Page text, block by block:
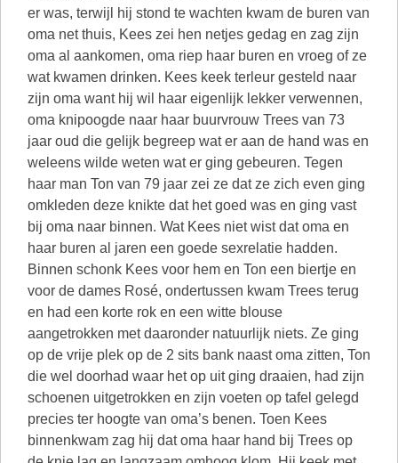
er was, terwijl hij stond te wachten kwam de buren van
oma net thuis, Kees zei hen netjes gedag en zag zijn
oma al aankomen, oma riep haar buren en vroeg of ze
wat kwamen drinken. Kees keek terleur gesteld naar
zijn oma want hij wil haar eigenlijk lekker verwennen,
oma knipoogde naar haar buurvrouw Trees van 73
jaar oud die gelijk begreep wat er aan de hand was en
weleens wilde weten wat er ging gebeuren. Tegen
haar man Ton van 79 jaar zei ze dat ze zich even ging
omkleden deze knikte dat het goed was en ging vast
bij oma naar binnen. Wat Kees niet wist dat oma en
haar buren al jaren een goede sexrelatie hadden.
Binnen schonk Kees voor hem en Ton een biertje en
voor de dames Rosé, ondertussen kwam Trees terug
en had een korte rok en een witte blouse
aangetrokken met daaronder natuurlijk niets. Ze ging
op de vrije plek op de 2 sits bank naast oma zitten, Ton
die wel doorhad waar het op uit ging draaien, had zijn
schoenen uitgetrokken en zijn voeten op tafel gelegd
precies ter hoogte van oma’s benen. Toen Kees
binnenkwam zag hij dat oma haar hand bij Trees op